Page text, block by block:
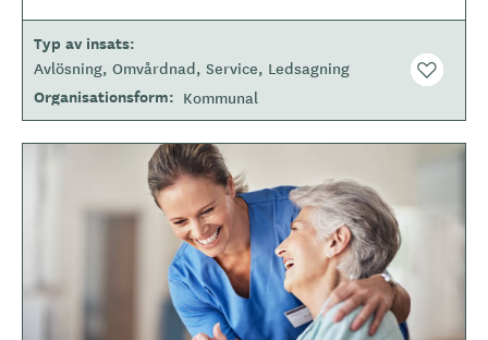
e
Typ av insats
Avlösning Omvårdnad Service Ledsagning
Organisationsform Kommunal